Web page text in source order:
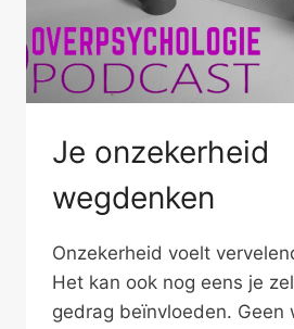
Je onzekerheid
wegdenken
Onzekerheid voelt
Het kan ook nog eens je
gedrag beïnvloeden. Geen